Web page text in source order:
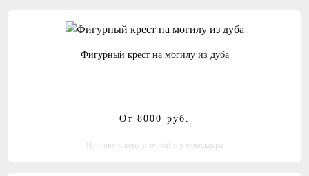
Фигурный крест на могилу из дуба
От 8000 руб.
Итоговую цену уточняйте у менеджера